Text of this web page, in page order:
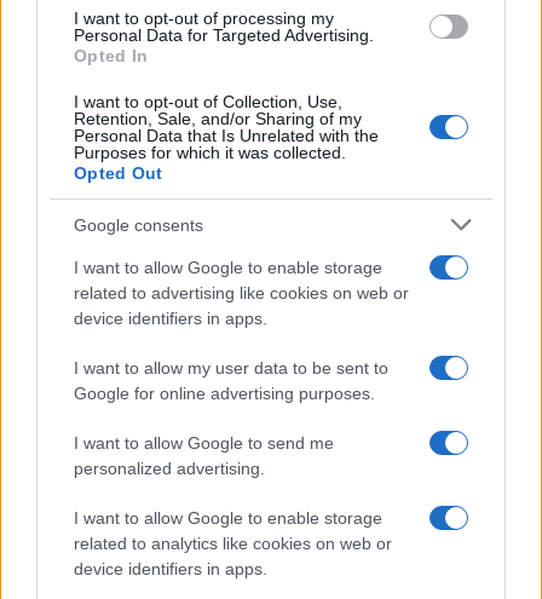
I want to opt-out of processing my
Personal Data for Targeted Advertising.
Opted In
I want to opt-out of Collection, Use,
Retention, Sale, and/or Sharing of my
Personal Data that Is Unrelated with the
Purposes for which it was collected.
Opted Out
Google consents
I want to allow Google to enable storage
related to advertising like cookies on web or
device identifiers in apps.
I want to allow my user data to be sent to
Google for online advertising purposes.
I want to allow Google to send me
personalized advertising.
I want to allow Google to enable storage
related to analytics like cookies on web or
device identifiers in apps.
Ελληνική Αναπτυξιακή
Τράπεζα: Με «προίκα» 2
δισ. ευρώ ανοίγει δρόμο για
δάνεια έως 5 δισ. σε
μικρομεσαίες
Υπ. Μεταφορών: Οριστική
λύση στο ζήτημα των
Τέλος στις χρονοβόρες
από 18.990 ευρώ